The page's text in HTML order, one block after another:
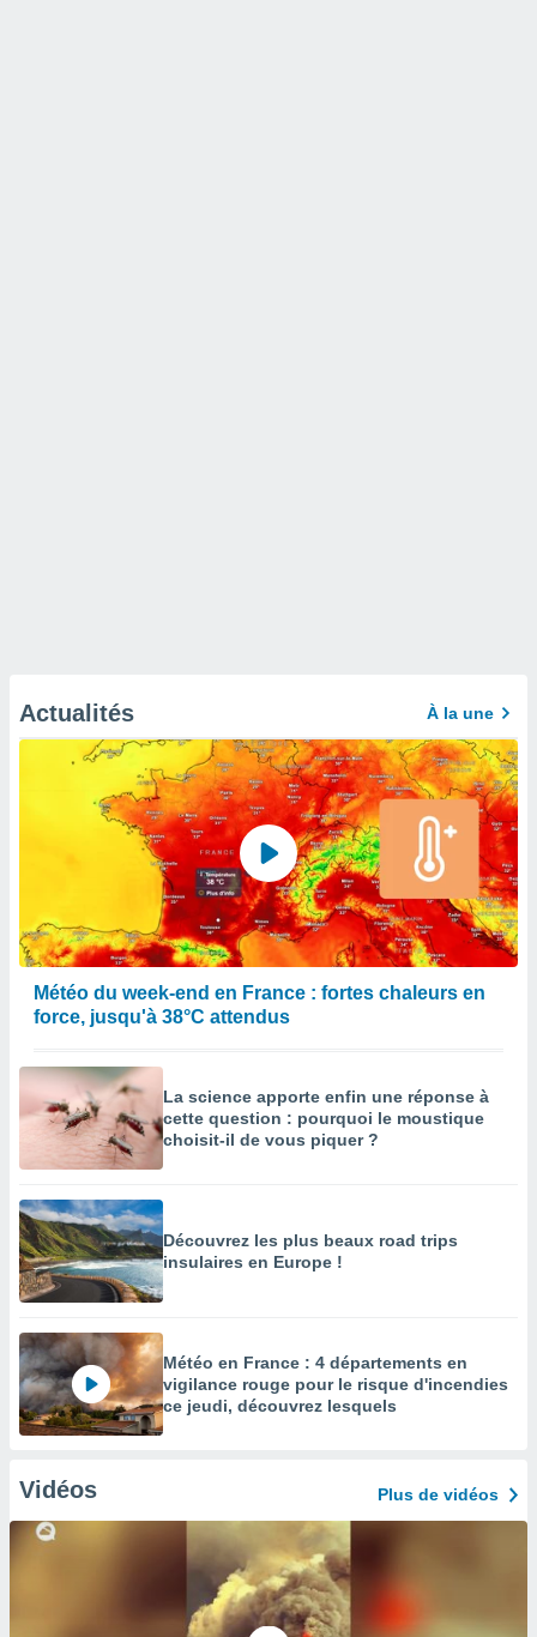
Actualités À la une
Météo du week-end en France : fortes chaleurs en
force, jusqu'à 38°C attendus
La science apporte enfin une réponse à
cette question : pourquoi le moustique
choisit-il de vous piquer ?
Découvrez les plus beaux road trips
insulaires en Europe !
Météo en France : 4 départements en
vigilance rouge pour le risque d'incendies
ce jeudi, découvrez lesquels
Vidéos Plus de vidéos